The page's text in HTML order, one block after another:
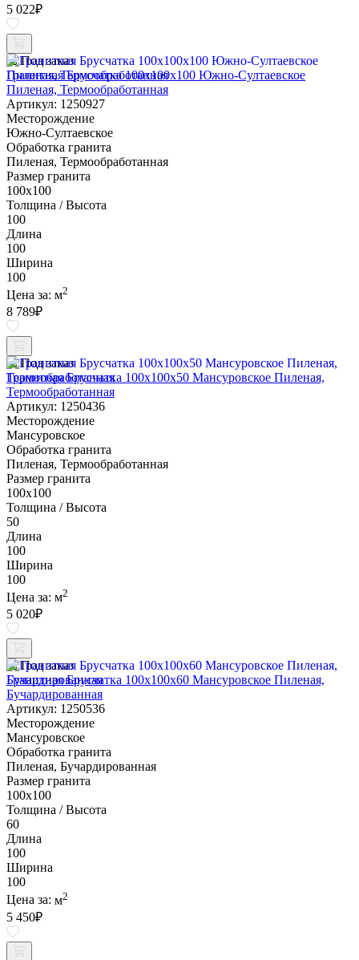
5 022₽
Под заказ
Гранитная Брусчатка 100х100x100 Южно-Султаевское
Пиленая, Термообработанная
Артикул: 1250927
Месторождение
Южно-Султаевское
Обработка гранита
Пиленая, Термообработанная
Размер гранита
100х100
Толщина / Высота
100
Длина
100
Ширина
100
Цена за: м2
8 789₽
Под заказ
Гранитная Брусчатка 100х100x50 Мансуровское Пиленая,
Термообработанная
Артикул: 1250436
Месторождение
Мансуровское
Обработка гранита
Пиленая, Термообработанная
Размер гранита
100х100
Толщина / Высота
50
Длина
100
Ширина
100
Цена за: м2
5 020₽
Под заказ
Гранитная Брусчатка 100х100x60 Мансуровское Пиленая,
Бучардированная
Артикул: 1250536
Месторождение
Мансуровское
Обработка гранита
Пиленая, Бучардированная
Размер гранита
100х100
Толщина / Высота
60
Длина
100
Ширина
100
Цена за: м2
5 450₽